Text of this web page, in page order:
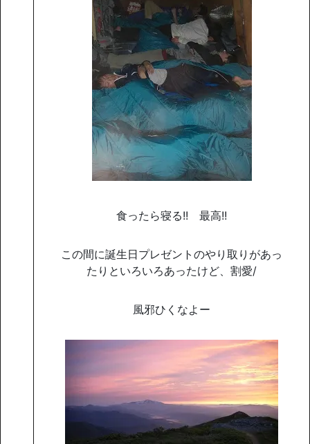
食ったら寝る!! 最高!!
この間に誕生日プレゼントのやり取りがあっ
たりといろいろあったけど、割愛/
風邪ひくなよー